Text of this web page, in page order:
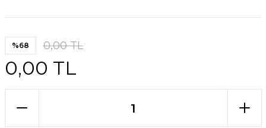
%68 0,00 TL
0,00 TL